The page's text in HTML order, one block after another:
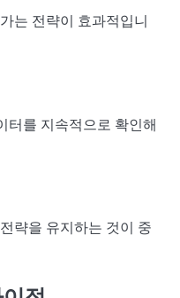
는 전략이 효과적입니
터를 지속적으로 확인해
략을 유지하는 것이 중